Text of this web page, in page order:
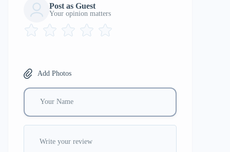
Post as Guest
Your opinion matters
Add Photos